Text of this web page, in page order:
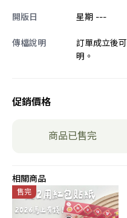
D.大吉大利
E.平平安
H.一馬當
曼蒂手書體
追奇體
翩翩體
開版日 星期 ---
傳檔說明
訂單成立後
明。
促銷價格
商品已售完
相關商品
售完